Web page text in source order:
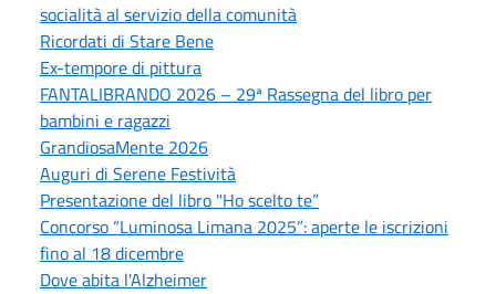
socialità al servizio della comunità
Ricordati di Stare Bene
Ex-tempore di pittura
FANTALIBRANDO 2026 – 29ª Rassegna del libro per
bambini e ragazzi
GrandiosaMente 2026
Auguri di Serene Festività
Presentazione del libro "Ho scelto te”
Concorso “Luminosa Limana 2025”: aperte le iscrizioni
fino al 18 dicembre
Dove abita l'Alzheimer